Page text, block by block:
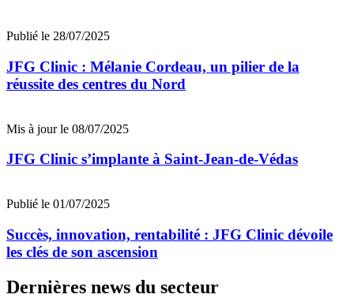
Publié le 28/07/2025
JFG Clinic : Mélanie Cordeau, un pilier de la
réussite des centres du Nord
Mis à jour le 08/07/2025
JFG Clinic s’implante à Saint-Jean-de-Védas
Publié le 01/07/2025
Succès, innovation, rentabilité : JFG Clinic dévoile
les clés de son ascension
Dernières news du secteur